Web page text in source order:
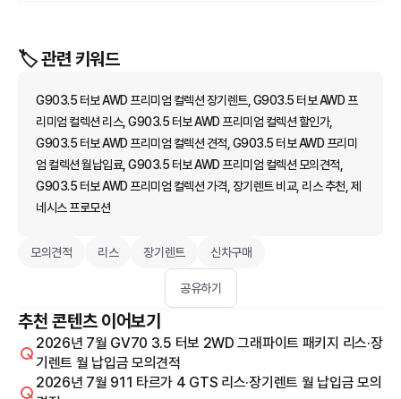
🏷️ 관련 키워드
G903.5 터보 AWD 프리미엄 컬렉션 장기렌트, G903.5 터보 AWD 프
리미엄 컬렉션 리스, G903.5 터보 AWD 프리미엄 컬렉션 할인가,
G903.5 터보 AWD 프리미엄 컬렉션 견적, G903.5 터보 AWD 프리미
엄 컬렉션 월납입료, G903.5 터보 AWD 프리미엄 컬렉션 모의견적,
G903.5 터보 AWD 프리미엄 컬렉션 가격, 장기렌트 비교, 리스 추천, 제
네시스 프로모션
모의견적 리스 장기렌트 신차구매
공유하기
추천 콘텐츠 이어보기
2026년 7월 GV70 3.5 터보 2WD 그래파이트 패키지 리스·장
기렌트 월 납입금 모의견적
2026년 7월 911 타르가 4 GTS 리스·장기렌트 월 납입금 모의